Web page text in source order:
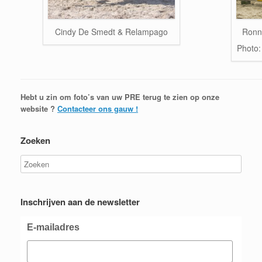
Cindy De Smedt & Relampago
Hebt u zin om foto’s van uw PRE terug te zien op onze
website ? Contacteer ons gauw !
Zoeken
Inschrijven aan de newsletter
E-mailadres